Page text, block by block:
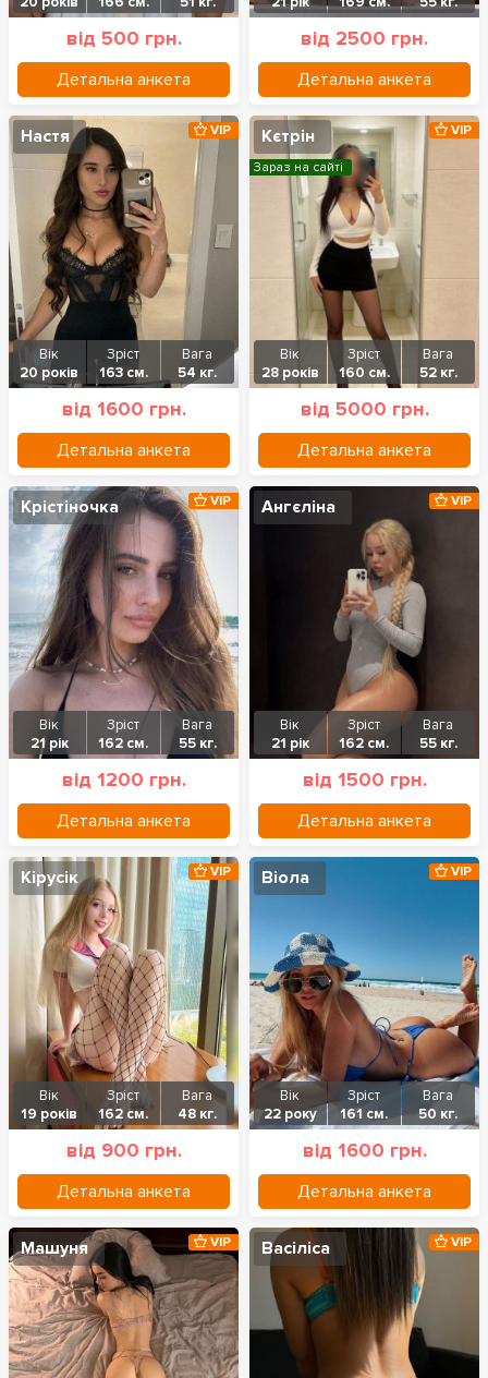
від 500 грн.
Детальна анкета
від 2500 грн.
Детальна анкета
Настя
Вік
20 років
Зріст
163 см.
Вага
54 кг.
від 1600 грн.
Детальна анкета
VIP Кєтрін
Вік
28 років
Зріст
160 см.
Вага
52 кг.
від 5000 грн.
Детальна анкета
VIP
Зараз на сайті
Крістіночка
Вік
21 рік
Зріст
162 см.
Вага
55 кг.
від 1200 грн.
Детальна анкета
VIP Ангєліна
Вік
21 рік
Зріст
162 см.
Вага
55 кг.
від 1500 грн.
Детальна анкета
VIP
Кірусік
Вік
19 років
Зріст
162 см.
Вага
48 кг.
від 900 грн.
Детальна анкета
VIP Віола
Вік
22 року
Зріст
161 см.
Вага
50 кг.
від 1600 грн.
Детальна анкета
VIP
Машуня VIP Васіліса VIP